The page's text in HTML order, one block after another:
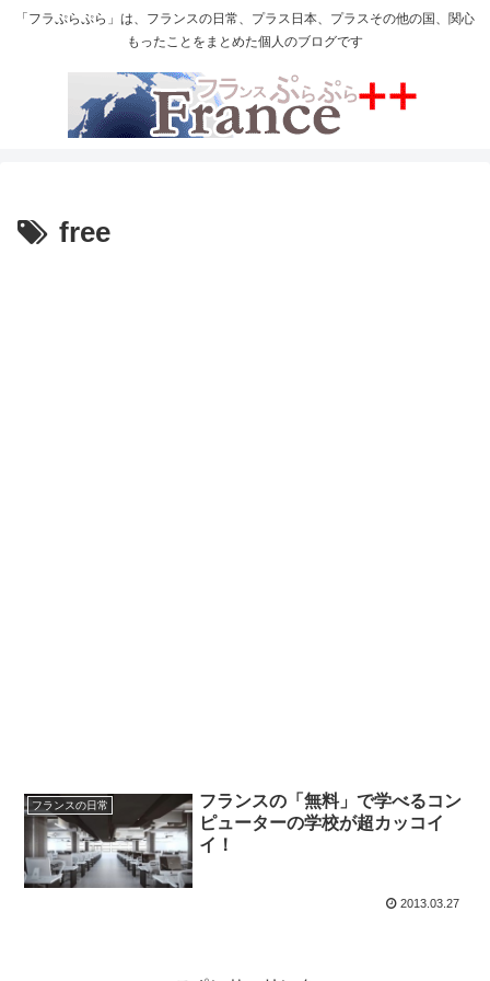
「フラぷらぷら」は、フランスの日常、プラス日本、プラスその他の国、関心
もったことをまとめた個人のブログです
free
フランスの日常
フランスの「無料」で学べるコン
ピューターの学校が超カッコイ
イ！
2013.03.27